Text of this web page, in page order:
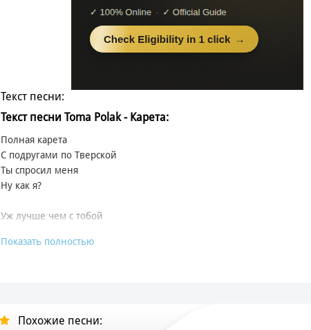
Текст песни:
Текст песни Toma Polak - Карета:
Полная карета
С подругами по Тверской
Ты спросил меня
Ну как я?
Уж лучше чем с тобой
Полная карета
Он красивый, просто Мёд
Показать полностью
Похожие песни: